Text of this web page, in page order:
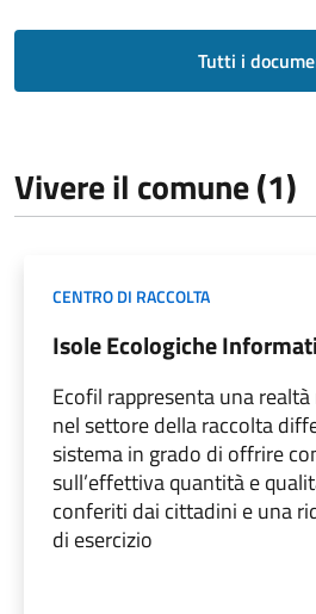
Tutti i
Vivere il comune (1)
CENTRO DI RACCOLTA
Isole Ecologiche
Ecofil rappresenta una
nel settore della raccolta
sistema in grado di offrire
sull’effettiva quantità e
conferiti dai cittadini e una
di esercizio